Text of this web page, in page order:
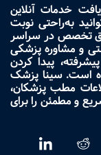
خدمات آنلاین
به‌راحتی نوبت
تخصص در سراسر
و مشاوره پزشکی
پیدا کردن
است. سینا پزشک
مطب پزشکان،
و مطمئن را برای